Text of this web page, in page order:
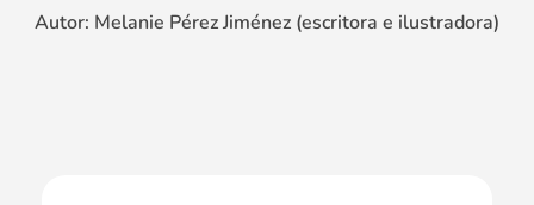
Autor: Melanie Pérez Jiménez (escritora e ilustradora)